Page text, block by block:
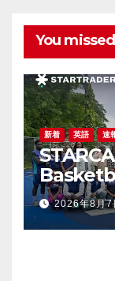
You missed
新着 英語 速
2026年8月7